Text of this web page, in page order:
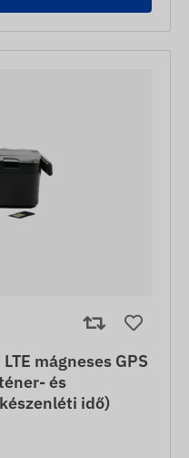
mágneses GPS
és
idő)